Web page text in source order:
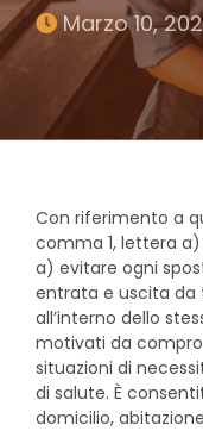
Marzo 10,
Con riferimento a
comma 1, lettera a)
a) evitare ogni
entrata e uscita da
all’interno dello
motivati da
situazioni di
di salute. È
domicilio,